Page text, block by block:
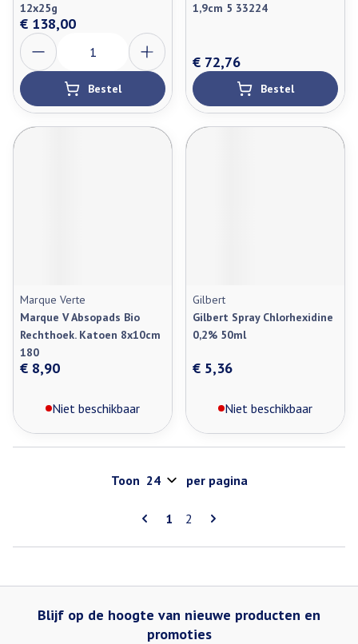
12x25g
€ 138,00
Aantal
Bestel
1,9cm 5 33224
€ 72,76
Bestel
Marque Verte
Marque V Absopads Bio
Rechthoek. Katoen 8x10cm
180
€ 8,90
Niet beschikbaar
Gilbert
Gilbert Spray Chlorhexidine
0,2% 50ml
€ 5,36
Niet beschikbaar
Pagina's
U lees momenteel pagina
1 Pagina
2
Toon per pagina
Blijf op de hoogte van nieuwe producten en
promoties